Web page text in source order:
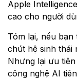
Apple
cao cho người
Tóm lại, nếu bạn
chút hệ sinh thái
Nhưng lại ưu
công nghệ AI